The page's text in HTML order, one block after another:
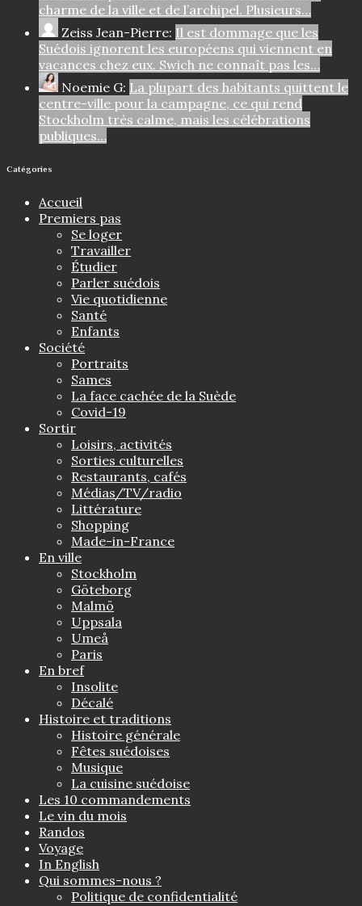
charme de la ville et de l’archipel. Plusieurs…
Zeiss Jean-Pierre: Il est dommage que les
Suédois ignorent les européens qui viennent en
vacances chez eux. Swich ne connaît pas les…
Noemie G: La plupart des habitants quittent le
centre-ville pour la campagne, ce qui rend
Stockholm très calme, mais les célébrations
publiques…
Catégories
Accueil
Premiers pas
Se loger
Travailler
Étudier
Parler suédois
Vie quotidienne
Santé
Enfants
Société
Portraits
Sames
La face cachée de la Suède
Covid-19
Sortir
Loisirs, activités
Sorties culturelles
Restaurants, cafés
Médias/TV/radio
Littérature
Shopping
Made-in-France
En ville
Stockholm
Göteborg
Malmö
Uppsala
Umeå
Paris
En bref
Insolite
Décalé
Histoire et traditions
Histoire générale
Fêtes suédoises
Musique
La cuisine suédoise
Les 10 commandements
Le vin du mois
Randos
Voyage
In English
Qui sommes-nous ?
Politique de confidentialité